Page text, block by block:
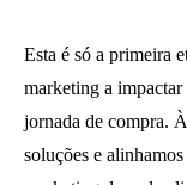
Esta é só a primeira
marketing a impactar
jornada de compra.
soluções e